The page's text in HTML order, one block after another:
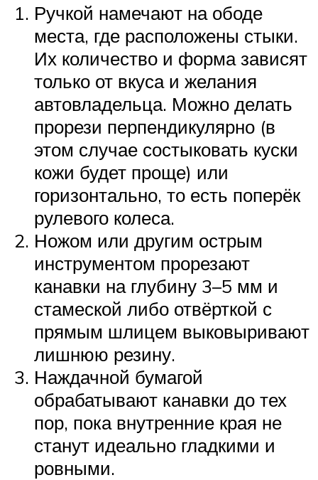
Ручкой намечают на ободе
места, где расположены стыки.
Их количество и форма зависят
только от вкуса и желания
автовладельца. Можно делать
прорези перпендикулярно (в
этом случае состыковать куски
кожи будет проще) или
горизонтально, то есть поперёк
рулевого колеса.
Ножом или другим острым
инструментом прорезают
канавки на глубину 3–5 мм и
стамеской либо отвёрткой с
прямым шлицем выковыривают
лишнюю резину.
Наждачной бумагой
обрабатывают канавки до тех
пор, пока внутренние края не
станут идеально гладкими и
ровными.